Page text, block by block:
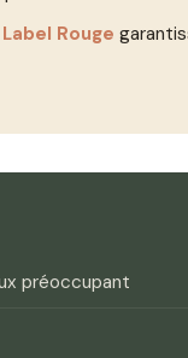
Rouge
préoccupant